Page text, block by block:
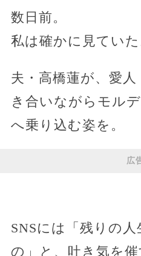
数日前。
私は確かに見ていた
夫・高橋蓮が、愛
き合いながらモル
へ乗り込む姿を。
広
SNSには「残りの
の」と、吐き気を